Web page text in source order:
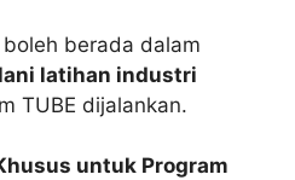
berada dalam
latihan industri
TUBE dijalankan.
untuk Program